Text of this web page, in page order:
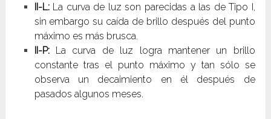
II-L:La curva de luz son parecidas a las de Tipo I,
sin embargo su caída de brillo después del punto
máximo es más brusca.
II-P:La curva de luz logra mantener un brillo
constante tras el punto máximo y tan sólo se
observa un decaimiento en él después de
pasados algunos meses.